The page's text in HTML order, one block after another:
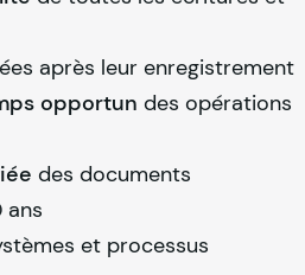
après leur enregistrement
opportun des opérations
des documents
ans
et processus